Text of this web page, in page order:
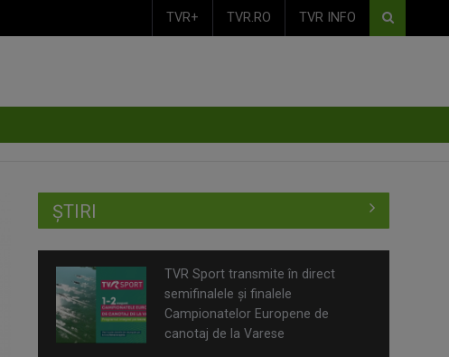
TVR+ TVR.RO TVR INFO
ȘTIRI
TVR Sport transmite în direct
semifinalele și finalele
Campionatelor Europene de
canotaj de la Varese